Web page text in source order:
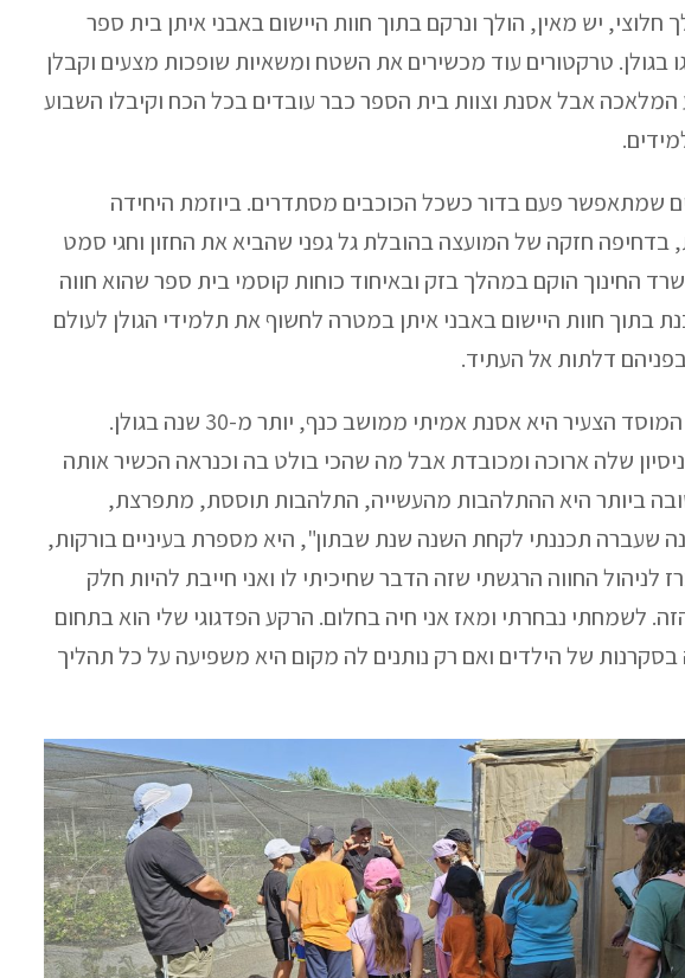
חלוצי, יש מאין, הולך ונרקם בתוך חוות היישום באבני איתן בית ספר
בגולן. טרקטורים עוד מכשירים את השטח ומשאיות שופכות מצעים וקבלן
המלאכה אבל אסנת וצוות בית הספר כבר עובדים בכל הכח וקיבלו השבוע
שמתאפשר פעם בדור כשכל הכוכבים מסתדרים. ביוזמת היחידה
בדחיפה חזקה של המועצה בהובלת גל גפני שהביא את החזון וחגי סמט
החינוך הוקם במהלך בזק ובאיחוד כוחות קוסמי בית ספר שהוא חווה
בתוך חוות היישום באבני איתן במטרה לחשוף את תלמידי הגולן לעולם
דלתות אל העתיד.
מי שעומדת בראש המוסד הצעיר היא אסנת אמיתי ממושב כנף, יותר מ-30 שנה בגולן.
שלה ארוכה ומכובדת אבל מה שהכי בולט בה וכנראה הכשיר אותה
ביותר היא ההתלהבות מהעשייה, התלהבות תוססת, מתפרצת,
שעברה תכננתי לקחת השנה שנת שבתון", היא מספרת בעיניים בורקות,
החווה הרגשתי שזה הדבר שחיכיתי לו ואני חייבת להיות חלק
לשמחתי נבחרתי ומאז אני חיה בחלום. הרקע הפדגוגי שלי הוא בתחום
של הילדים ואם רק נותנים לה מקום היא משפיעה על כל תהליך